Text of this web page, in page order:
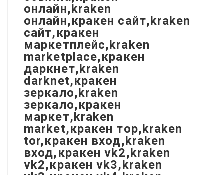
онлайн,kraken
онлайн,кракен сайт,kraken
сайт,кракен
маркетплейс,kraken
marketplace,кракен
даркнет,kraken
darknet,кракен
зеркало,kraken
зеркало,кракен
маркет,kraken
market,кракен тор,kraken
tor,кракен вход,kraken
вход,кракен vk2,kraken
vk2,кракен vk3,kraken